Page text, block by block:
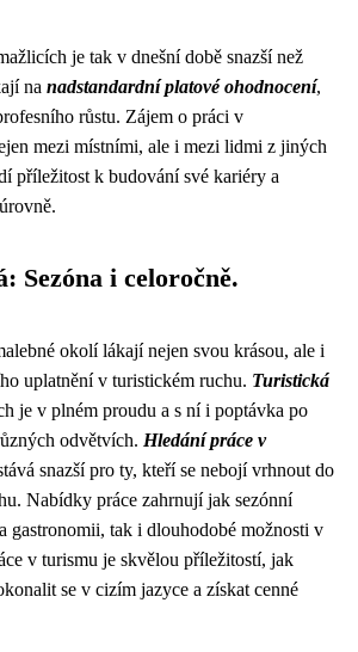
je tak v dnešní době snazší než
na nadstandardní platové ohodnocení,
růstu. Zájem o práci v
mezi místními, ale i mezi lidmi z jiných
příležitost k budování své kariéry a
Sezóna i celoročně.
okolí lákají nejen svou krásou, ale i
uplatnění v turistickém ruchu. Turistická
je v plném proudu a s ní i poptávka po
odvětvích. Hledání práce v
snazší pro ty, kteří se nebojí vrhnout do
Nabídky práce zahrnují jak sezónní
gastronomii, tak i dlouhodobé možnosti v
v turismu je skvělou příležitostí, jak
se v cizím jazyce a získat cenné